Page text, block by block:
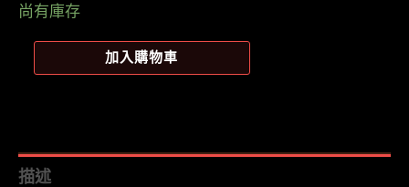
尚有庫存
好
加入購物車
描述